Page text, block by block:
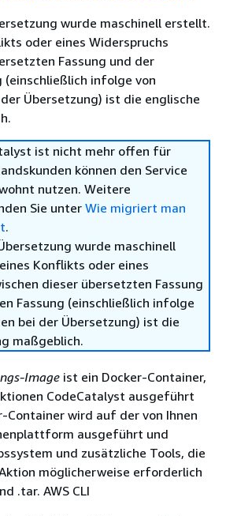
wurde maschinell erstellt.
oder eines Widerspruchs
Fassung und der
(einschließlich infolge von
Übersetzung) ist die englische
ist nicht mehr offen für
können den Service
nutzen. Weitere
Sie unter Wie migriert man
.
wurde maschinell
Konflikts oder eines
dieser übersetzten Fassung
Fassung (einschließlich infolge
bei der Übersetzung) ist die
maßgeblich.
Image ist ein Docker-Container,
CodeCatalyst ausgeführt
Container wird auf der von Ihnen
ausgeführt und
und zusätzliche Tools, die
möglicherweise erforderlich
.tar. AWS CLI